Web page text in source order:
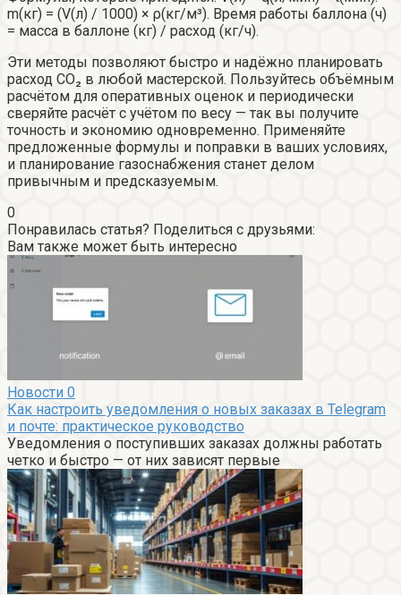
m(кг) = (V(л) / 1000) × ρ(кг/м³). Время работы баллона (ч)
= масса в баллоне (кг) / расход (кг/ч).
Эти методы позволяют быстро и надёжно планировать
расход CO₂ в любой мастерской. Пользуйтесь объёмным
расчётом для оперативных оценок и периодически
сверяйте расчёт с учётом по весу — так вы получите
точность и экономию одновременно. Применяйте
предложенные формулы и поправки в ваших условиях,
и планирование газоснабжения станет делом
привычным и предсказуемым.
0
Понравилась статья? Поделиться с друзьями:
Вам также может быть интересно
Новости 0
Как настроить уведомления о новых заказах в Telegram
и почте: практическое руководство
Уведомления о поступивших заказах должны работать
четко и быстро — от них зависят первые